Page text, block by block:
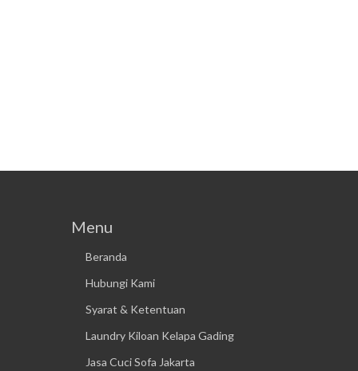
Menu
Beranda
Hubungi Kami
Syarat & Ketentuan
Laundry Kiloan Kelapa Gading
Jasa Cuci Sofa Jakarta